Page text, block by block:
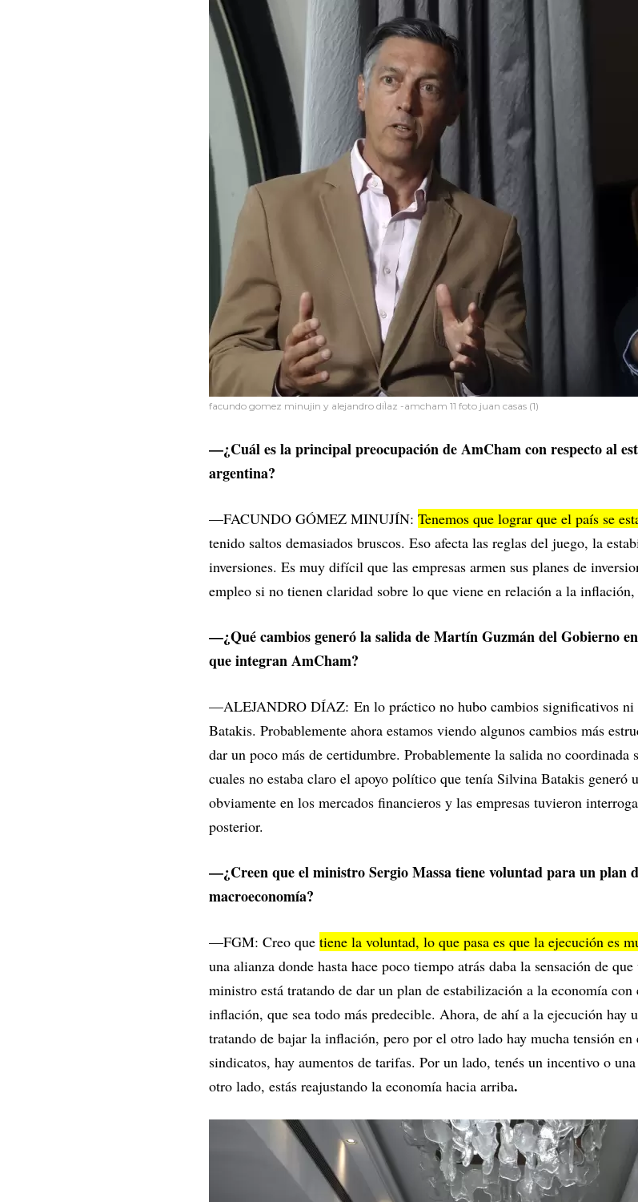
facundo gomez minujin y alejandro diÌaz -amcham 11 foto juan casas (1)
—¿Cuál es la principal preocupación de AmCham con respecto al
argentina?
—FACUNDO GÓMEZ MINUJÍN: Tenemos que lograr que el país se
tenido saltos demasiados bruscos. Eso afecta las reglas del juego, la
inversiones. Es muy difícil que las empresas armen sus planes de
empleo si no tienen claridad sobre lo que viene en relación a la
—¿Qué cambios generó la salida de Martín Guzmán del Gobierno
que integran AmCham?
—ALEJANDRO DÍAZ: En lo práctico no hubo cambios significativos ni
Batakis. Probablemente ahora estamos viendo algunos cambios más
dar un poco más de certidumbre. Probablemente la salida no coordinada
cuales no estaba claro el apoyo político que tenía Silvina Batakis generó
obviamente en los mercados financieros y las empresas tuvieron
posterior.
—¿Creen que el ministro Sergio Massa tiene voluntad para un plan
macroeconomía?
—FGM: Creo que tiene la voluntad, lo que pasa es que la ejecución es
una alianza donde hasta hace poco tiempo atrás daba la sensación de
ministro está tratando de dar un plan de estabilización a la economía
inflación, que sea todo más predecible. Ahora, de ahí a la ejecución hay
tratando de bajar la inflación, pero por el otro lado hay mucha tensión
sindicatos, hay aumentos de tarifas. Por un lado, tenés un incentivo o
otro lado, estás reajustando la economía hacia arriba.